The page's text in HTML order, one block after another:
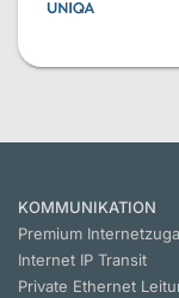
KOMMUNIKATION
Premium
Internet IP Transit
Private Ethernet